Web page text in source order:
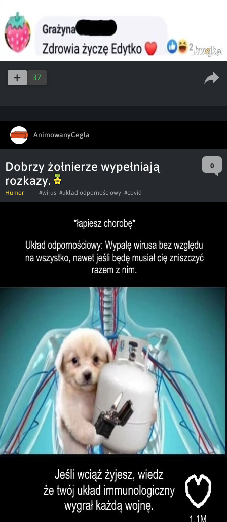
37
AnimowanyCegła
Dobrzy żołnierze wypełniają
rozkazy.
0
Humor #wirus #układ odpornościowy #covid